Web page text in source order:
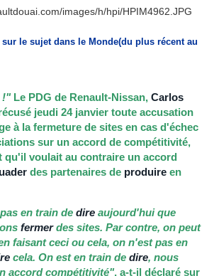
le sujet dans le Monde(du plus récent au
!"Le PDG de Renault-Nissan, Carlos
jeudi 24 janvier toute accusation
à la fermeture de sites en cas d'échec
sur un accord de compétitivité,
qu'il voulait au contraire un accord
des partenaires de produire en
en train de dire aujourd'hui que
fermerdes sites. Par contre, on peut
faisant ceci ou cela, on n'est pas en
cela. On est en train de dire, nous
accord compétitivité", a-t-il déclaré sur